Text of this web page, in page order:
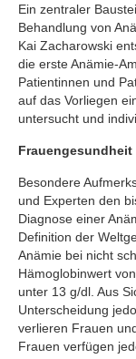
Ein zentraler
Behandlung von
Kai Zacharowski
die erste Anämie-
Patientinnen und
auf das Vorliegen
untersucht und
Besondere
und Experten den
Diagnose einer
Definition der
Anämie bei nicht
Hämoglobinwert
unter 13 g/dl. Aus
Unterscheidung
verlieren Frauen
Frauen verfügen